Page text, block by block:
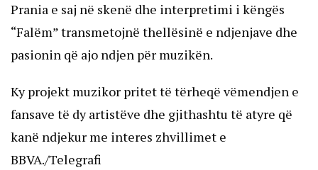
Prania e saj në skenë dhe interpretimi i këngës
“Falëm” transmetojnë thellësinë e ndjenjave dhe
pasionin që ajo ndjen për muzikën.
Ky projekt muzikor pritet të tërheqë vëmendjen e
fansave të dy artistëve dhe gjithashtu të atyre që
kanë ndjekur me interes zhvillimet e
BBVA./Telegrafi